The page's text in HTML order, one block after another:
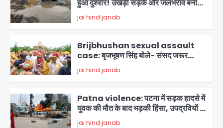
2
आफत, अंडरपास पर भी खतरा
jai hind janab
3
Brijbhushan sexual assault
case: बृजभूषण सिंह बोले- संसद जरूर
लौटूंगा, हुई चरित्र हत्या की कोशिश, प्रियंका
गांधी को बरगलाया गया, यौन शोषण नहीं ‘गुड-
बैड टच’ का था मामला
4
Patna violence: पटना में सड़क हादसे में
युवक की मौत के बाद भड़की हिंसा, उपद्रवियों ने
फूंकीं 10 गाड़ियां, ट्रैफिक पोस्ट और स्लीपर
बस भी जलाई, NH-30 जाम
jai hind janab